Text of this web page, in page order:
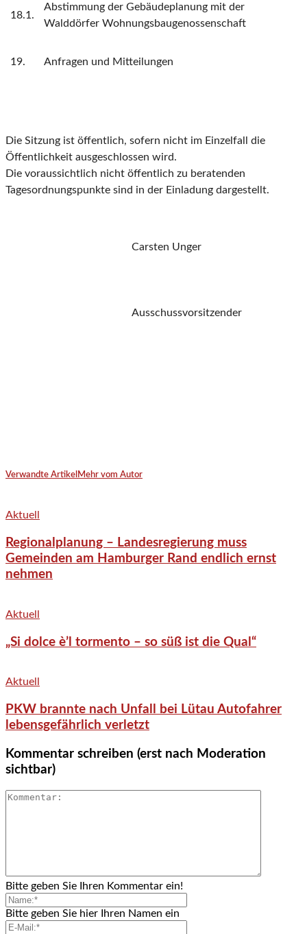
18.1.
Abstimmung der Gebäudeplanung mit der
Walddörfer Wohnungsbaugenossenschaft
19. Anfragen und Mitteilungen
Die Sitzung ist öffentlich, sofern nicht im Einzelfall die
Öffentlichkeit ausgeschlossen wird.
Die voraussichtlich nicht öffentlich zu beratenden
Tagesordnungspunkte sind in der Einladung dargestellt.
Carsten Unger
Ausschussvorsitzender
Verwandte Artikel Mehr vom Autor
Aktuell
Regionalplanung – Landesregierung muss
Gemeinden am Hamburger Rand endlich ernst
nehmen
Aktuell
„Si dolce è’l tormento – so süß ist die Qual“
Aktuell
PKW brannte nach Unfall bei Lütau Autofahrer
lebensgefährlich verletzt
Kommentar schreiben (erst nach Moderation
sichtbar)
Bitte geben Sie Ihren Kommentar ein!
Bitte geben Sie hier Ihren Namen ein